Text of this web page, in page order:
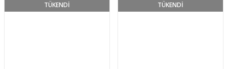
TÜKENDİ TÜKENDİ